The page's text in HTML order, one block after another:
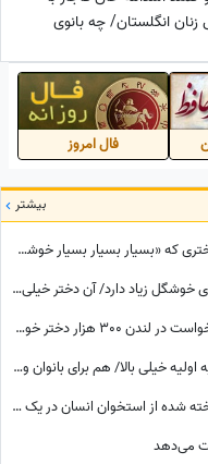
زنان انگلستان/ چه بانوی
فال امروز
بیشتر
شگفتی ناصرالدین‌شاه در سفر فرنگ؛ ماجرای دختری که «بسیار بسیار بسیار خوشگل» بود!
سفری با خاطرات ناصرالدین‌شاه: اُتریش دخترهای خوشگل زیاد دارد/ آن دختر خیلی‌ خوشگل‌تر وقتی به من دسته گل داد، مات و مبهوت شدم، نتوانستم راه بروم مردم ملتفت شدند، خندیدند!
سفری با خاطرات ناصرالدین‌شاه: اگر انسان می‌خواست در لندن 300 هزار دختر خوشگل منتخب می‌کرد، خیلی اوضاع غریبی بود/ خیلی خیلی تماشا کردیم
3 شغل آزاد پردرآمد در ایران بدون نیاز به سرمایه اولیه خیلی بالا/ هم برای بانوان و هم آقایون
کشف گنجینه جواهرات باستانی 2000 ساله ساخته شده از استخوان انسان در یک قصر مجلل+عکس
می‌دهد